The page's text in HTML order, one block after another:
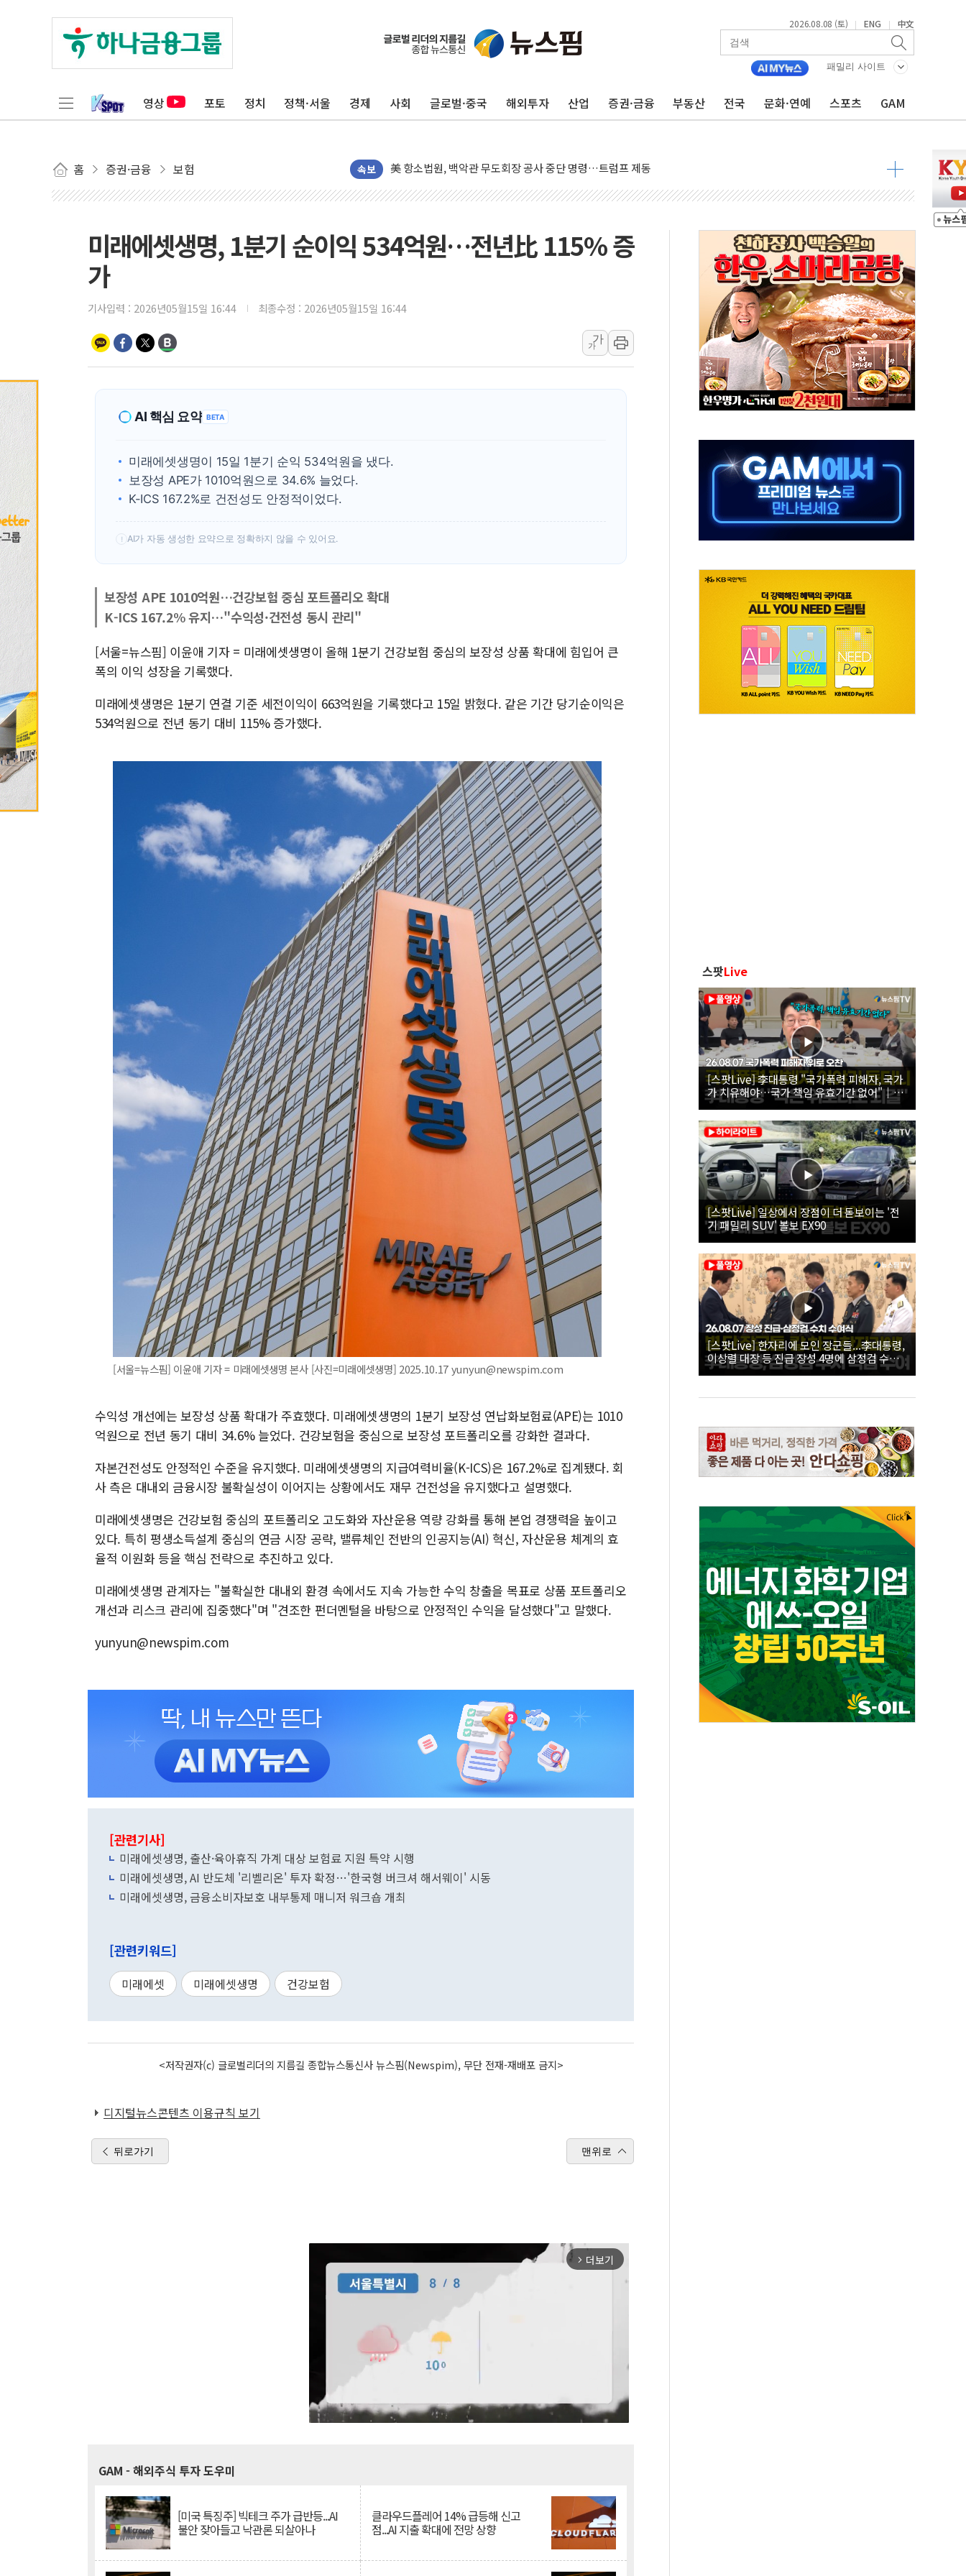
2026.08.08 (토) | ENG | 中文
패밀리 사이트
영상 포토 정치 정책·서울 경제 사회 글로벌·중국 해외투자 산업 증권·금융 부동산 전국 문화·연예 스포츠 GAM
홈 증권·금융 보험 속보
트럼프, 쿡 연준 이사 해임 재추진…"26일까지 의혹 소명" 요구
유럽증시, 美 고용 예상 밖 부진에 연준 금리 인상 가능성 낮아지며 상승… STOXX 600 지수는 나흘 연속 최고치
[종합] 이슬람 수니파 3국, '공동방위협정' 체결… 이스라엘·이란 위협에 맞설 자체 억지력 강화
트럼프, 백신·자폐증 행정명령 검토…"이르면 다음 주"
이란 핵심 원유 수출항 '하르그섬', 최근 1주일 이상 '올스톱'… 美 해상봉쇄 영향
美 고용 쇼크에 엔화 장중 급등…시장은 "또 개입했나" 촉각
뉴욕증시 프리뷰, 美 고용 쇼크에 금리 인상 우려 후퇴…나스닥 선물 1%대 상승
[종합] 美 7월 고용 2만3000명 감소 '쇼크'…9월 금리 인상 기대 후퇴
뉴욕증시 개장 전 특징주...아틀라시안·클라우드플레어·태양광주↑ VS 트레이드데스크·웬디스↓
트럼프 "금리 내려야"…파월 때와 달리 워시엔 톤 낮춰
특정 정치인 측근 포항시 정책특보 내정설...포항시 '시끌'
李 "해남 태양광, 대한민국 다음 100년 밑거름…수도권 집중 완화 전환점"
李 대통령, '6시간 마라톤 부동산 2차 회의' 주재… "전폭적 공급 확대·속도전 총력"
미래에셋생명, 1분기 순이익 534억원…전년比 115% 증
가
기사입력 : 2026년05월15일 16:44 최종수정 : 2026년05월15일 16:44
가
가
AI 핵심 요약 BETA
미래에셋생명이 15일 1분기 순익 534억원을 냈다.
보장성 APE가 1010억원으로 34.6% 늘었다.
K-ICS 167.2%로 건전성도 안정적이었다.
! AI가 자동 생성한 요약으로 정확하지 않을 수 있어요.
보장성 APE 1010억원…건강보험 중심 포트폴리오 확대
K-ICS 167.2% 유지…"수익성·건전성 동시 관리"
[서울=뉴스핌] 이윤애 기자 = 미래에셋생명이 올해 1분기 건강보험 중심의 보장성 상품 확대에 힘입어 큰
폭의 이익 성장을 기록했다.
미래에셋생명은 1분기 연결 기준 세전이익이 663억원을 기록했다고 15일 밝혔다. 같은 기간 당기순이익은
534억원으로 전년 동기 대비 115% 증가했다.
[서울=뉴스핌] 이윤애 기자 = 미래에셋생명 본사 [사진=미래에셋생명] 2025.10.17 yunyun@newspim.com
수익성 개선에는 보장성 상품 확대가 주효했다. 미래에셋생명의 1분기 보장성 연납화보험료(APE)는 1010
억원으로 전년 동기 대비 34.6% 늘었다. 건강보험을 중심으로 보장성 포트폴리오를 강화한 결과다.
자본건전성도 안정적인 수준을 유지했다. 미래에셋생명의 지급여력비율(K-ICS)은 167.2%로 집계됐다. 회
사 측은 대내외 금융시장 불확실성이 이어지는 상황에서도 재무 건전성을 유지했다고 설명했다.
미래에셋생명은 건강보험 중심의 포트폴리오 고도화와 자산운용 역량 강화를 통해 본업 경쟁력을 높이고
있다. 특히 평생소득설계 중심의 연금 시장 공략, 밸류체인 전반의 인공지능(AI) 혁신, 자산운용 체계의 효
율적 이원화 등을 핵심 전략으로 추진하고 있다.
미래에셋생명 관계자는 "불확실한 대내외 환경 속에서도 지속 가능한 수익 창출을 목표로 상품 포트폴리오
개선과 리스크 관리에 집중했다"며 "견조한 펀더멘털을 바탕으로 안정적인 수익을 달성했다"고 말했다.
yunyun@newspim.com
[관련기사]
미래에셋생명, 출산·육아휴직 가계 대상 보험료 지원 특약 시행
미래에셋생명, AI 반도체 '리벨리온' 투자 확정…'한국형 버크셔 해서웨이' 시동
미래에셋생명, 금융소비자보호 내부통제 매니저 워크숍 개최
[관련키워드]
미래에셋 미래에셋생명 건강보험
<저작권자(c) 글로벌리더의 지름길 종합뉴스통신사 뉴스핌(Newspim), 무단 전재-재배포 금지>
디지털뉴스콘텐츠 이용규칙 보기
뒤로가기 맨위로
arrow_forward_ios 더보기
GAM - 해외주식 투자 도우미
[미국 특징주] 빅테크 주가 급반등...AI
불안 잦아들고 낙관론 되살아나
클라우드플레어 14% 급등해 신고
점...AI 지출 확대에 전망 상향
스팟Live
[스팟Live] 李대통령 "국가폭력 피해자, 국가
가 치유해야…국가 책임 유효기간 없어"｜
26.08.07 국가폭력 피해자 위로 오찬
[스팟Live] 일상에서 장점이 더 돋보이는 '전
기 패밀리 SUV' 볼보 EX90
[스팟Live] 한자리에 모인 장군들...李대통령,
이상렬 대장 등 진급 장성 4명에 삼정검 수치
직접 수여｜26.08.07 장성 진급·삼정검 수치